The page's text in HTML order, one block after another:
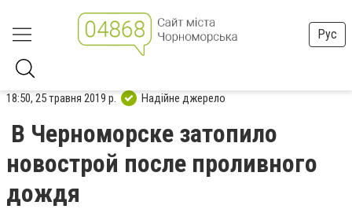
Рус
18:50, 25 травня 2019 р. Надійне джерело
В Черноморске затопило
новострой после проливного
дождя